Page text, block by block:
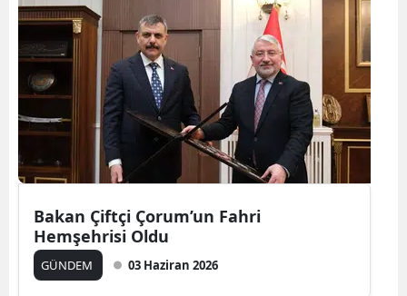
Bakan Çiftçi Çorum’un Fahri
Hemşehrisi Oldu
GÜNDEM 03 Haziran 2026